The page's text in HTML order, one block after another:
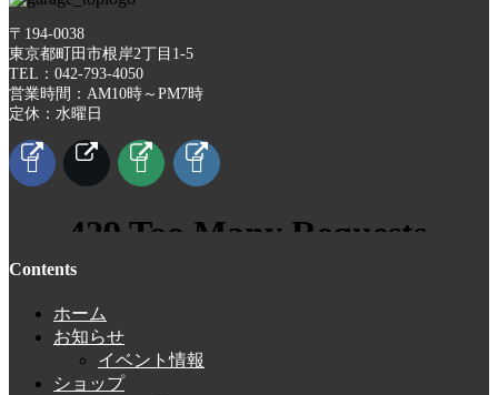
〒194-0038
東京都町田市根岸2丁目1-5
TEL：042-793-4050
営業時間：AM10時～PM7時
定休：水曜日
Contents
ホーム
お知らせ
イベント情報
ショップ